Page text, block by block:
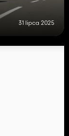
31 lipca 2025